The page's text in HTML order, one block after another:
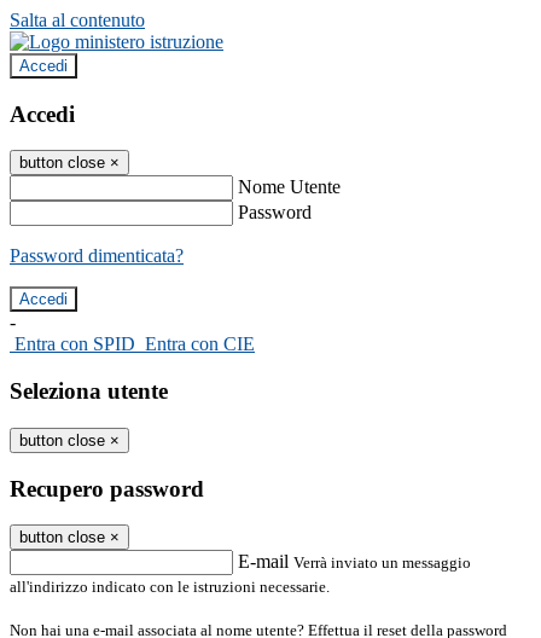
Salta al contenuto
Accedi
Accedi
button close ×
Nome Utente
Password
Password dimenticata?
-
Entra con SPID Entra con CIE
Seleziona utente
button close ×
Recupero password
button close ×
E-mail Verrà inviato un messaggio
all'indirizzo indicato con le istruzioni necessarie.
Non hai una e-mail associata al nome utente? Effettua il reset della password